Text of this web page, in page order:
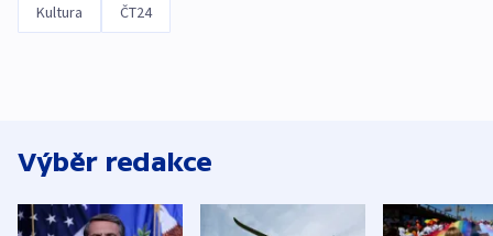
Kultura ČT24
Výběr redakce